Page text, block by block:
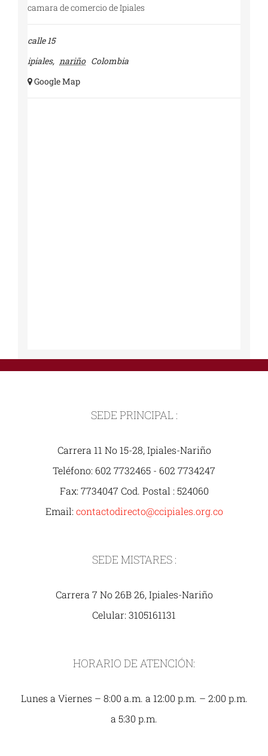
camara de comercio de Ipiales
calle 15
ipiales, nariño Colombia
+ Google Map
SEDE PRINCIPAL :
Carrera 11 No 15-28, Ipiales-Nariño
Teléfono: 602 7732465 - 602 7734247
Fax: 7734047 Cod. Postal : 524060
Email: contactodirecto@ccipiales.org.co
SEDE MISTARES :
Carrera 7 No 26B 26, Ipiales-Nariño
Celular: 3105161131
HORARIO DE ATENCIÓN:
Lunes a Viernes – 8:00 a.m. a 12:00 p.m. – 2:00 p.m.
a 5:30 p.m.